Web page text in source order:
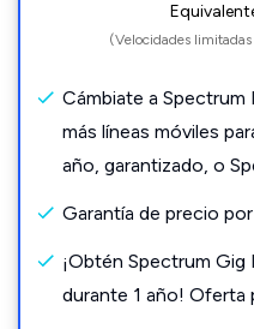
(Velocidades
Cámbiate a
más líneas móviles
año, garantizado, o
Garantía de precio
¡Obtén Spectrum
durante 1 año! Oferta